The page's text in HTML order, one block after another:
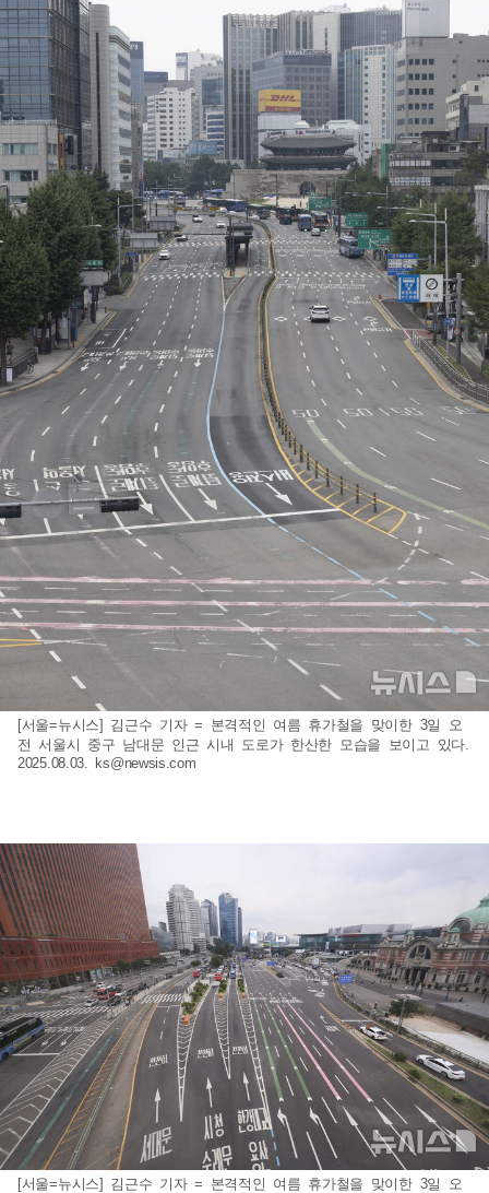
[서울=뉴시스] 김근수 기자 = 본격적인 여름 휴가철을 맞이한 3일 오
전 서울시 중구 남대문 인근 시내 도로가 한산한 모습을 보이고 있다.
2025.08.03.
ks@newsis.com
[서울=뉴시스] 김근수 기자 = 본격적인 여름 휴가철을 맞이한 3일 오